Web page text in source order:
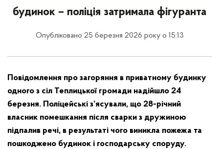
будинок – поліція затримала фігуранта
Опубліковано 25 березня 2026 року о 15:13
Повідомлення про загоряння в приватному будинку
одного з сіл Теплицької громади надійшло 24
березня. Поліцейські з’ясували, що 28-річний
власник помешкання після сварки з дружиною
підпалив речі, в результаті чого виникла пожежа та
пошкоджено будинок і господарську споруду.